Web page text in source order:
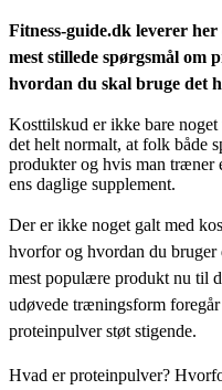
Fitness-guide.dk leverer
mest stillede spørgsmål om
hvordan du skal bruge det
Kosttilskud er ikke bare
det helt normalt, at folk både
produkter og hvis man træner
ens daglige supplement.
Der er ikke noget galt med
hvorfor og hvordan du
mest populære produkt nu til
udøvede træningsform foregår
proteinpulver støt stigende.
Hvad er proteinpulver?